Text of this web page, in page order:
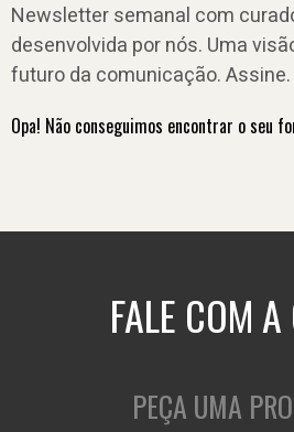
Newsletter semanal com
desenvolvida por nós. Uma
futuro da comunicação. Assine.
Opa! Não conseguimos encontrar o seu
FALE COM A
PEÇA UMA